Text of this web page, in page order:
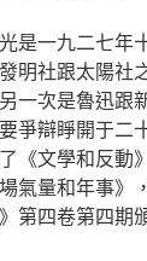
是一九二七年
明社跟太陽社
一次是魯迅
爭辯睜開于二
《文學和反
氣量和年事
第四卷第四